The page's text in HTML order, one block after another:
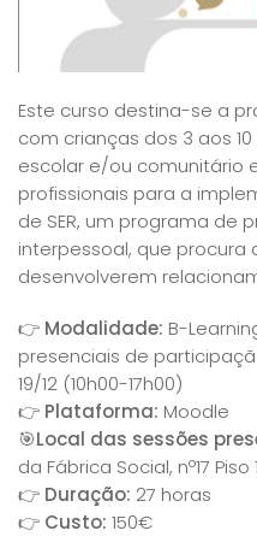
Este curso destina-se a
com crianças dos 3 aos
escolar e/ou comunitário
profissionais para a
de SER, um programa de
interpessoal, que procura
desenvolverem
👉 Modalidade: B-
presenciais de
19/12 (10h00-17h00)
👉 Plataforma: Moodle
🎯Local das sessões
da Fábrica Social, nº17 Piso
👉 Duração: 27 horas
👉 Custo: 150€